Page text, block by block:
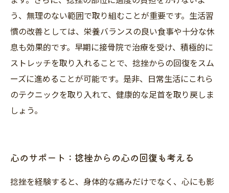
う、無理のない範囲で取り組むことが重要です。生活習
慣の改善としては、栄養バランスの良い食事や十分な休
息も効果的です。早期に接骨院で治療を受け、積極的に
ストレッチを取り入れることで、捻挫からの回復をスム
ーズに進めることが可能です。是非、日常生活にこれら
のテクニックを取り入れて、健康的な足首を取り戻しま
しょう。
心のサポート：捻挫からの心の回復も考える
捻挫を経験すると、身体的な痛みだけでなく、心にも影